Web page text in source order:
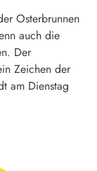
Osterbrunnen
auch die
Der
Zeichen der
am Dienstag